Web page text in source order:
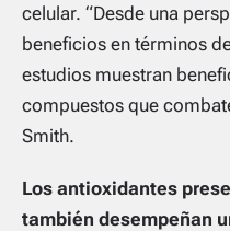
celular. “Desde una
beneficios en términos
estudios muestran
compuestos que
Smith.
Los antioxidantes
también desempeñan